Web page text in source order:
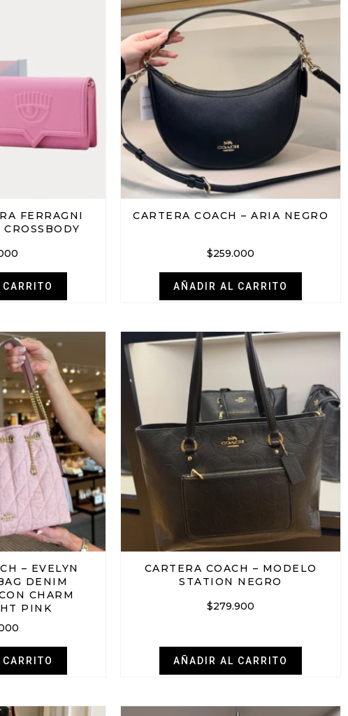
FERRAGNI
CARTERA COACH – ARIA NEGRO
$259.000
AÑADIR AL CARRITO
– EVELYN
DENIM
CHARM
PINK
CARTERA COACH – MODELO
STATION NEGRO
$279.900
AÑADIR AL CARRITO